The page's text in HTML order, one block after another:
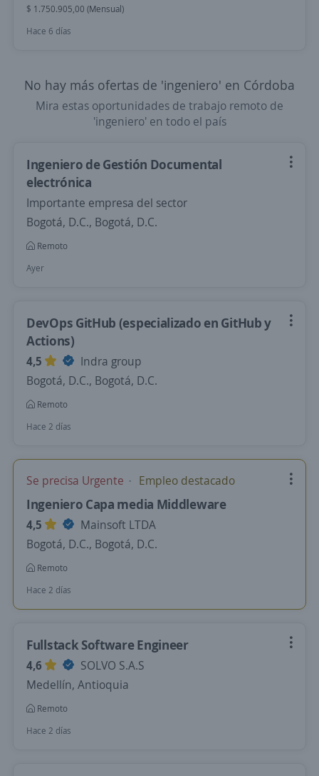
$ 1.750.905,00 (Mensual)
Hace 6 días
No hay más ofertas de 'ingeniero' en Córdoba
Mira estas oportunidades de trabajo remoto de
'ingeniero' en todo el país
Ingeniero de Gestión Documental
electrónica
Importante empresa del sector
Bogotá, D.C., Bogotá, D.C.
Remoto
Ayer
DevOps GitHub (especializado en GitHub y
Actions)
4,5
Indra group
Bogotá, D.C., Bogotá, D.C.
Remoto
Hace 2 días
Se precisa Urgente Empleo destacado
Ingeniero Capa media Middleware
4,5
Mainsoft LTDA
Bogotá, D.C., Bogotá, D.C.
Remoto
Hace 2 días
Fullstack Software Engineer
4,6
SOLVO S.A.S
Medellín, Antioquia
Remoto
Hace 2 días